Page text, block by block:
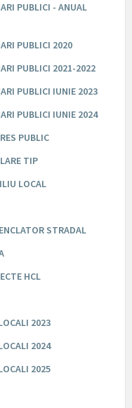
PUBLICI - ANUAL
PUBLICI 2020
PUBLICI 2021-2022
PUBLICI IUNIE 2023
PUBLICI IUNIE 2024
PUBLIC
TIP
LOCAL
STRADAL
HCL
2023
2024
2025